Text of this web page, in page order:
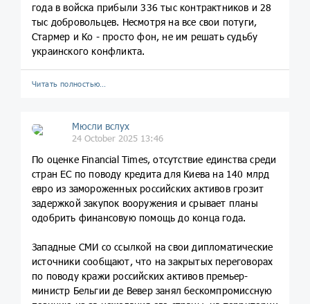
года в войска прибыли 336 тыс контрактников и 28
тыс добровольцев. Несмотря на все свои потуги,
Стармер и Ко - просто фон, не им решать судьбу
украинского конфликта.
Читать полностью…
Мюсли вслух
24 October 2025 13:46
По оценке Financial Times, отсутствие единства среди
стран ЕС по поводу кредита для Киева на 140 млрд
евро из замороженных российских активов грозит
задержкой закупок вооружения и срывает планы
одобрить финансовую помощь до конца года.
Западные СМИ со ссылкой на свои дипломатические
источники сообщают, что на закрытых переговорах
по поводу кражи российских активов премьер-
министр Бельгии де Вевер занял бескомпромиссную